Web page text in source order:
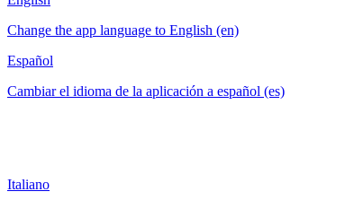
Change the app language to English (en)
Español
Cambiar el idioma de la aplicación a español (es)
Italiano